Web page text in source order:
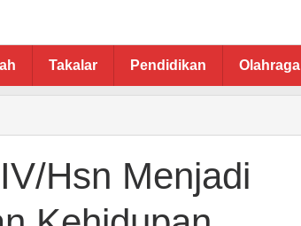
Takalar Pendidikan Olahraga
Hsn Menjadi